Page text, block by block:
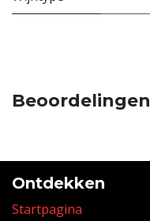
Beoordelingen
Ontdekken
Startpagina